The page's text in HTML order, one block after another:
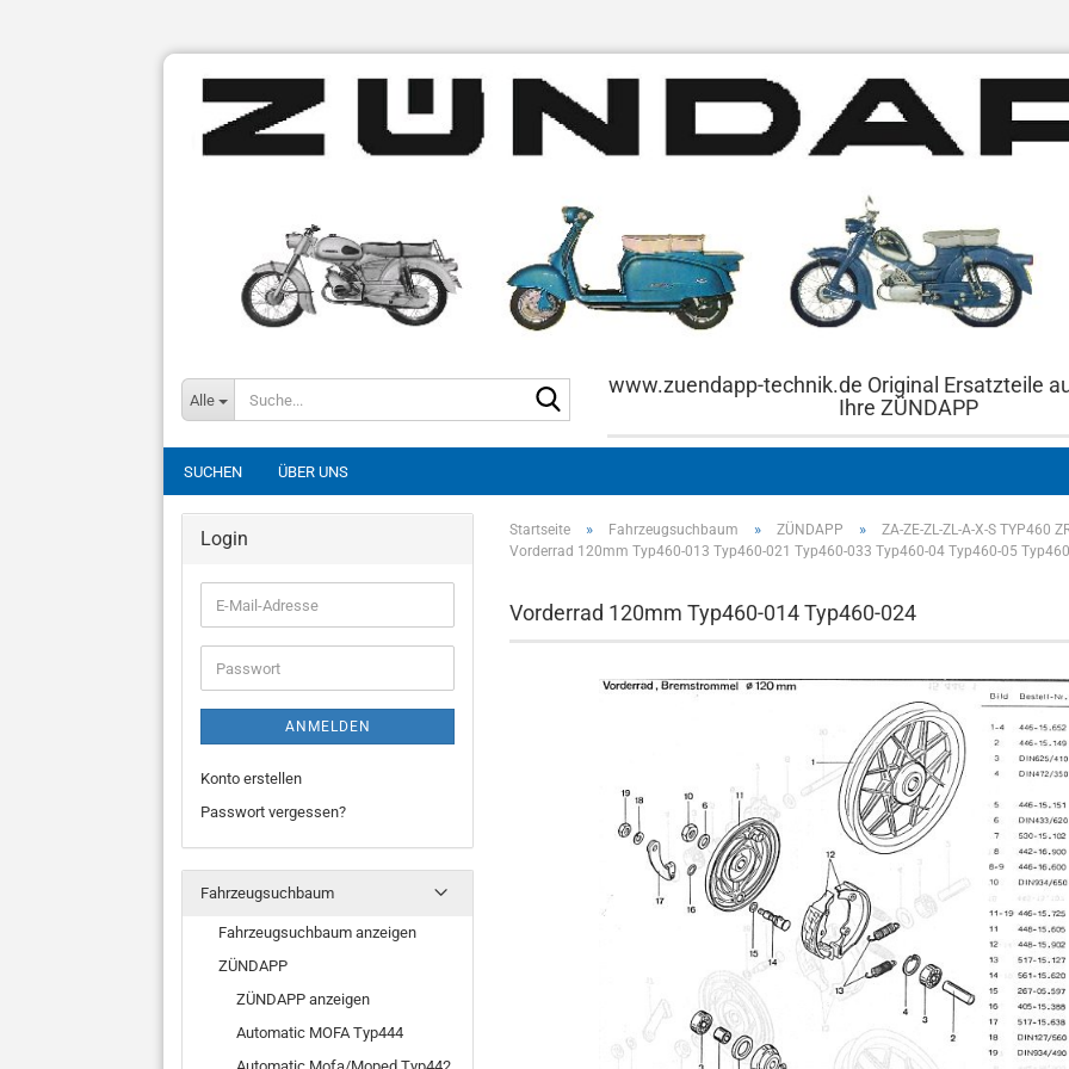
Alle
Suche...www.zuendapp-technik.de Original Ersatzteile
Ihre ZÜNDAPP
SUCHEN ÜBER UNS
Startseite » Fahrzeugsuchbaum » ZÜNDAPP »
ZA-ZE-ZL-ZL-A-X-S TYP460
Vorderrad 120mm Typ460-013 Typ460-021 Typ460-033 Typ460-04 Typ460-05
Vorderrad 120mm Typ460-014 Typ460-024
Login
E-
Mail-
Adresse
Passwort
ANMELDEN
Konto erstellen
Passwort vergessen?
Fahrzeugsuchbaum
Fahrzeugsuchbaum anzeigen
ZÜNDAPP
ZÜNDAPP anzeigen
Automatic MOFA Typ444